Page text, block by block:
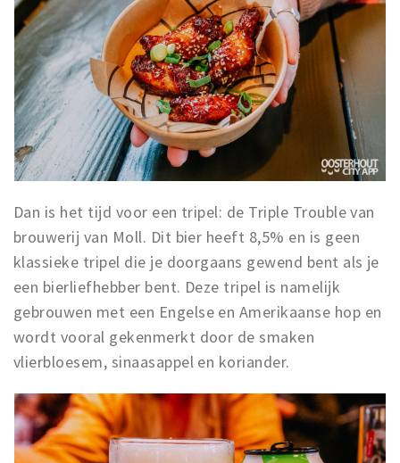
Dan is het tijd voor een tripel: de Triple Trouble van
brouwerij van Moll. Dit bier heeft 8,5% en is geen
klassieke tripel die je doorgaans gewend bent als je
een bierliefhebber bent. Deze tripel is namelijk
gebrouwen met een Engelse en Amerikaanse hop en
wordt vooral gekenmerkt door de smaken
vlierbloesem, sinaasappel en koriander.